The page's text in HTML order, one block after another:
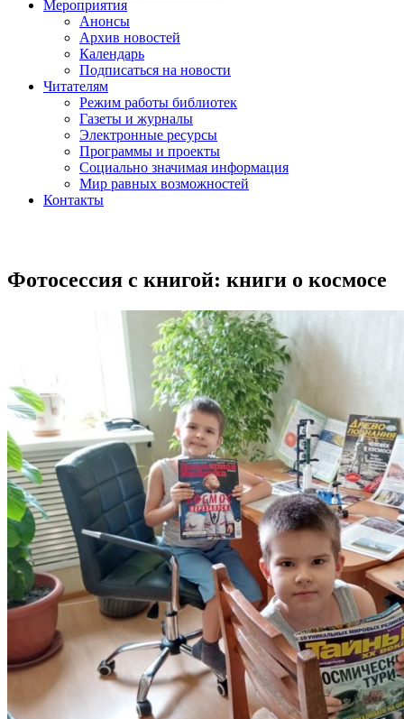
Мероприятия
Анонсы
Архив новостей
Календарь
Подписаться на новости
Читателям
Режим работы библиотек
Газеты и журналы
Электронные ресурсы
Программы и проекты
Социально значимая информация
Мир равных возможностей
Контакты
Фотосессия с книгой: книги о космосе